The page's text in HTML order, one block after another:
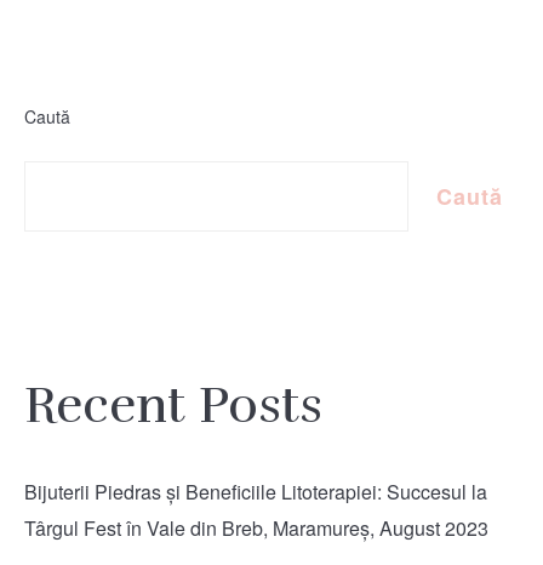
Caută
Caută
Recent Posts
Bijuterii Piedras și Beneficiile Litoterapiei: Succesul la
Târgul Fest în Vale din Breb, Maramureș, August 2023